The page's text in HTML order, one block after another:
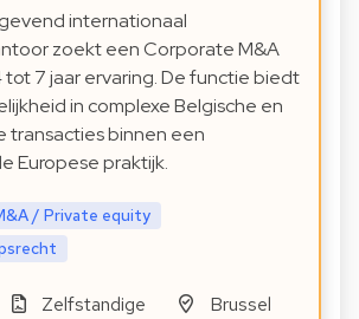
internationaal
zoekt een Corporate M&A
tot 7 jaar ervaring. De functie biedt
in complexe Belgische en
transacties binnen een
Europese praktijk.
/ Private equity
Zelfstandige
Brussel